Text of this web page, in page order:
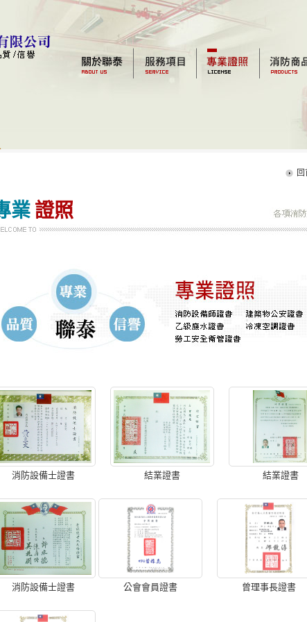
回
業 證照
消防設備士證書 結業證書 結業證書
消防設備士證書 公會會員證書 曾理事長證書